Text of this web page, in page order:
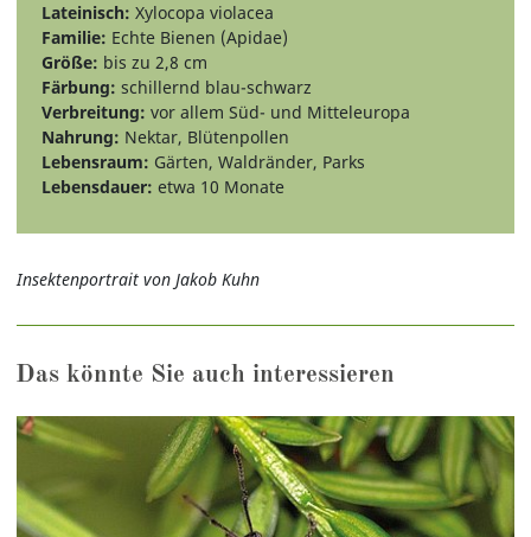
Lateinisch: Xylocopa violacea
Familie: Echte Bienen (Apidae)
Größe: bis zu 2,8 cm
Färbung: schillernd blau-schwarz
Verbreitung: vor allem Süd- und Mitteleuropa
Nahrung: Nektar, Blütenpollen
Lebensraum: Gärten, Waldränder, Parks
Lebensdauer: etwa 10 Monate
Insektenportrait von Jakob Kuhn
Das könnte Sie auch interessieren